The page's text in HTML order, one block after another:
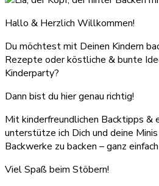
Hallo & Herzlich Willkommen!
Du möchtest mit Deinen Kindern
Rezepte oder köstliche & bunte
Kinderparty?
Dann bist du hier genau richtig!
Mit kinderfreundlichen Backtipps &
unterstütze ich Dich und deine
Backwerke zu backen – ganz
Viel Spaß beim Stöbern!